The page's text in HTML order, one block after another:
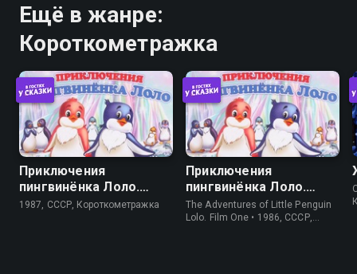
Ещё в жанре:
Короткометражка
Приключения
пингвинёнка Лоло.
Фильм третий
1987, СССР, Короткометражка
Приключения
пингвинёнка Лоло.
Фильм первый
The Adventures of Little Penguin
Lolo. Film One • 1986, СССР,